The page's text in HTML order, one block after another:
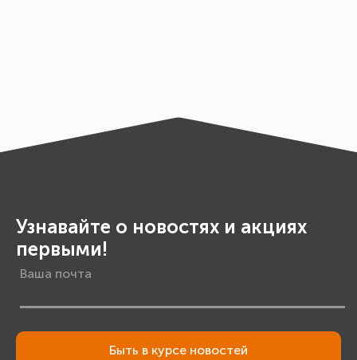
Узнавайте о новостях и акциях
первыми!
Быть в курсе новостей